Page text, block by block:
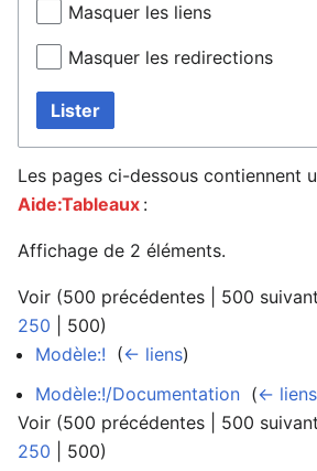
Masquer les liens
Masquer les redirections
Lister
Les pages ci-dessous contiennent
Aide:Tableaux :
Affichage de 2 éléments.
Voir (500 précédentes 500
250
500)
Modèle:! (← liens)
Modèle:!/Documentation (← liens
Voir (500 précédentes 500
250
500)